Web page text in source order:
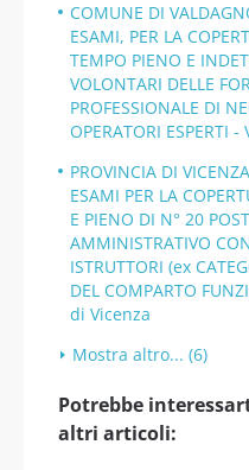
COMUNE DI
ESAMI, PER LA
TEMPO PIENO E
VOLONTARI DELLE
PROFESSIONALE DI
OPERATORI
PROVINCIA DI
ESAMI PER LA
E PIENO DI N° 20
AMMINISTRATIVO
ISTRUTTORI (ex
DEL COMPARTO
di Vicenza
Mostra altro... (6)
Potrebbe
altri articoli: